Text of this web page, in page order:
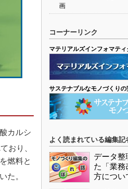
カルシ
おり、
燃料と
た。
画
コーナーリンク
マテリアルズインフォマテ
サステナブルなモノづくりの
よく読まれている編集記
データ整
た「業務
方につい